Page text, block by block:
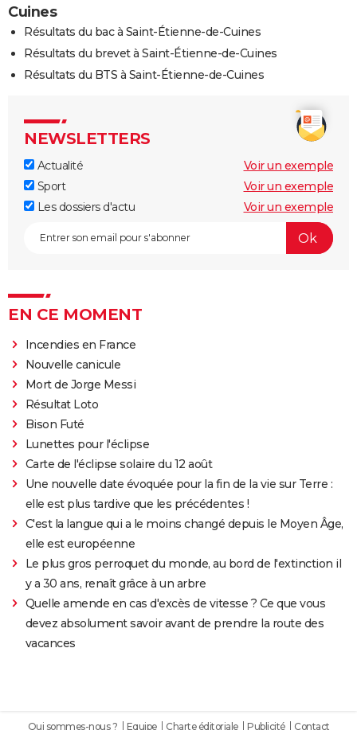
Cuines
Résultats du bac à Saint-Étienne-de-Cuines
Résultats du brevet à Saint-Étienne-de-Cuines
Résultats du BTS à Saint-Étienne-de-Cuines
NEWSLETTERS
Actualité
Voir un exemple
Sport
Voir un exemple
Les dossiers d'actu
Voir un exemple
EN CE MOMENT
Incendies en France
Nouvelle canicule
Mort de Jorge Messi
Résultat Loto
Bison Futé
Lunettes pour l'éclipse
Carte de l'éclipse solaire du 12 août
Une nouvelle date évoquée pour la fin de la vie sur Terre :
elle est plus tardive que les précédentes !
C'est la langue qui a le moins changé depuis le Moyen Âge,
elle est européenne
Le plus gros perroquet du monde, au bord de l'extinction il
y a 30 ans, renaît grâce à un arbre
Quelle amende en cas d'excès de vitesse ? Ce que vous
devez absolument savoir avant de prendre la route des
vacances
Qui sommes-nous ? Equipe Charte éditoriale Publicité Contact